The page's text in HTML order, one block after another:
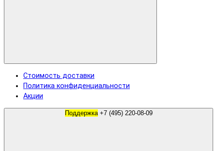
Стоимость доставки
Политика конфиденциальности
Акции
Поддержка +7 (495) 220-08-09